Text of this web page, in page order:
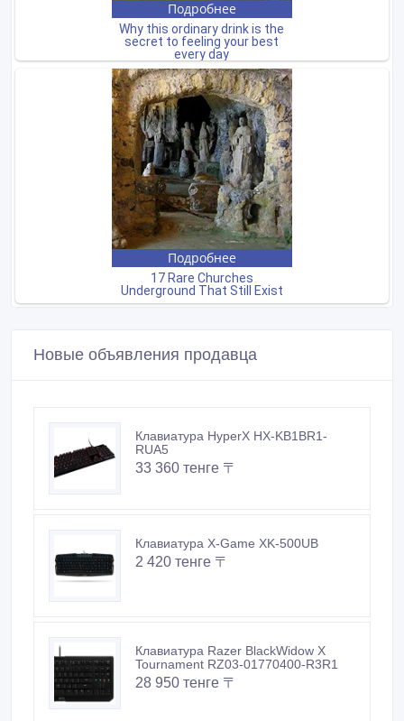
Новые объявления продавца
Клавиатура HyperX HX-KB1BR1-
RUA5
33 360 тенге 〒
Клавиатура X-Game XK-500UB
2 420 тенге 〒
Клавиатура Razer BlackWidow X
Tournament RZ03-01770400-R3R1
28 950 тенге 〒